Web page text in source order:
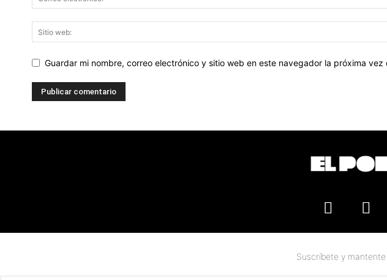
Guardar mi nombre, correo electrónico y sitio web en este navegador la próxima vez
Suscríbete y